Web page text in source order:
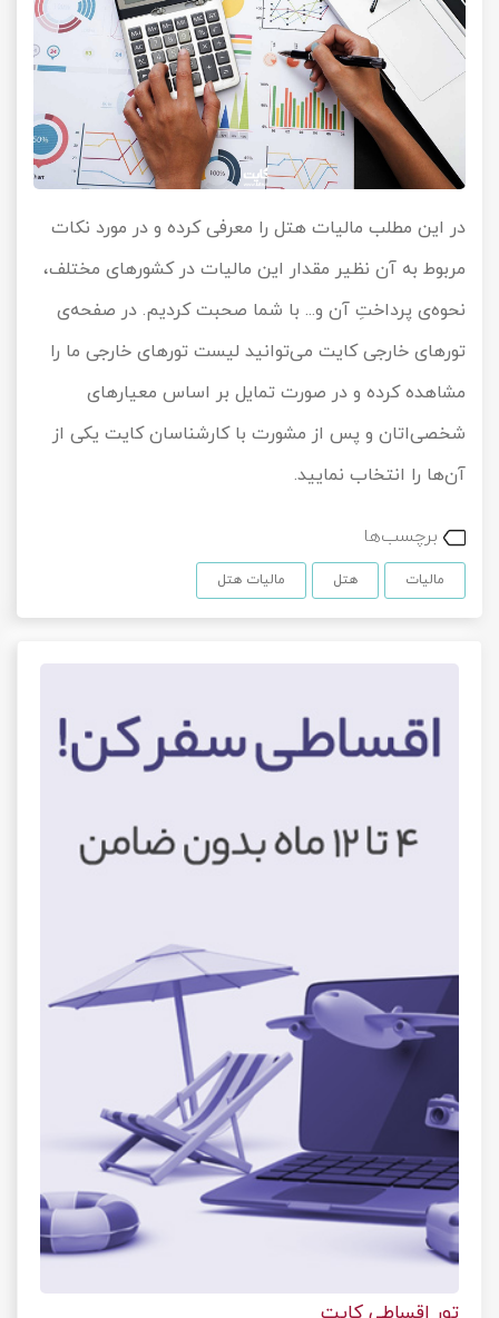
در این مطلب مالیات هتل را معرفی کرده و در مورد نکات
مربوط به آن نظیر مقدار این مالیات در کشورهای مختلف،
نحوه‌ی پرداختِ آن و... با شما صحبت کردیم. در صفحه‌ی
تورهای خارجی کایت می‌توانید لیست تورهای خارجی ما را
مشاهده کرده و در صورت تمایل بر اساس معیارهای
شخصی‌اتان و پس از مشورت با کارشناسان کایت یکی از
آن‌ها را انتخاب نمایید.
برچسب‌ها
مالیات هتل مالیات هتل